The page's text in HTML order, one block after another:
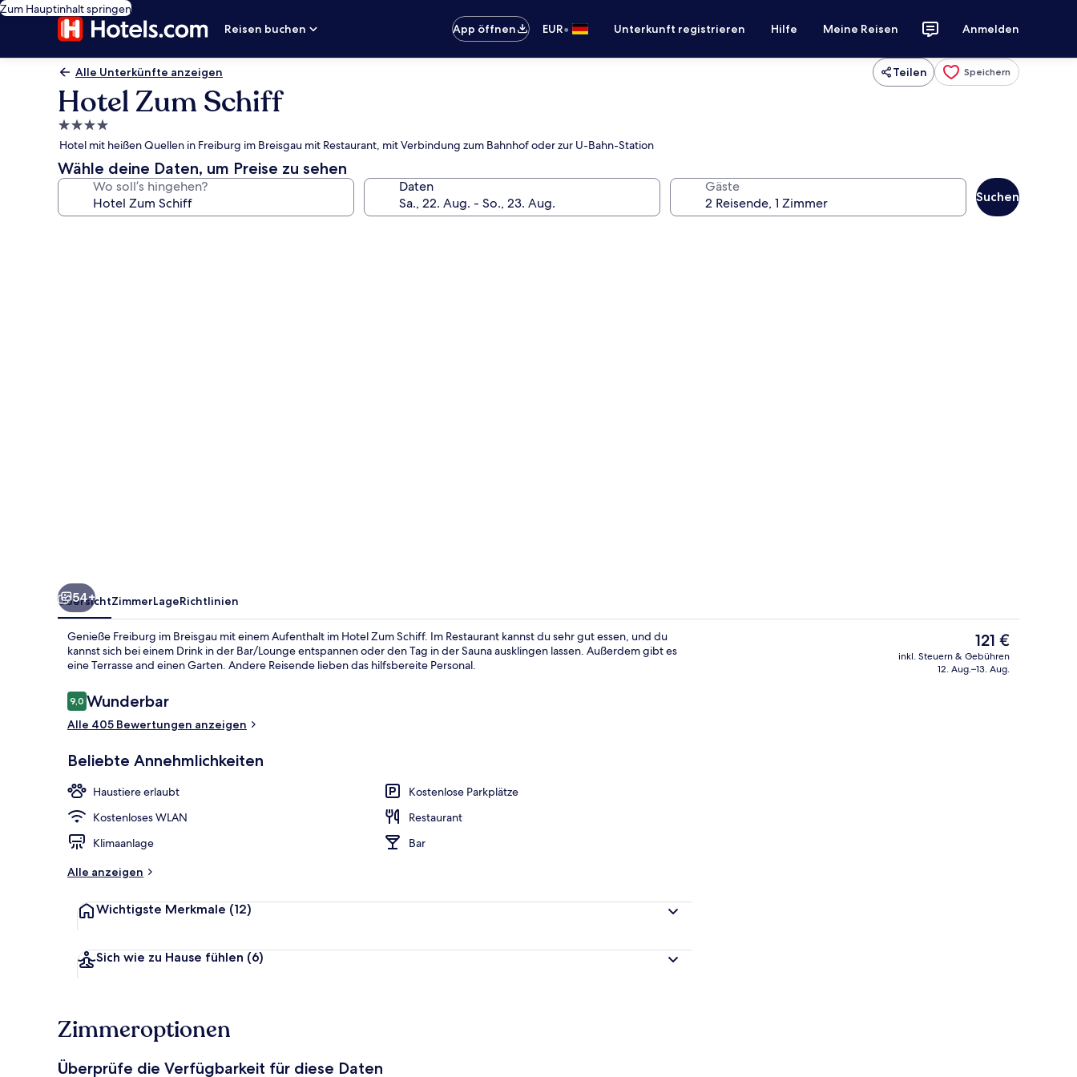
Zum Hauptinhalt springen
Reisen buchen
App öffnen EUR• Unterkunft registrieren Hilfe Meine Reisen Anmelden
Alle Unterkünfte anzeigen Teilen Speichern
Hotel Zum Schiff
4.0-
Sterne-
Unterkunft
Hotel mit heißen Quellen in Freiburg im Breisgau mit Restaurant, mit Verbindung zum Bahnhof oder zur U-Bahn-Station
Wähle deine Daten, um Preise zu sehen
Wo soll’s hingehen? Daten Gäste
Suchen
Deluxe-Doppelzimmer | Minibar,
54+
ÜbersichtZimmerLageRichtlinien
Genieße Freiburg im Breisgau mit einem Aufenthalt im Hotel Zum Schiff. Im Restaurant kannst du sehr gut essen, und du
kannst sich bei einem Drink in der Bar/Lounge entspannen oder den Tag in der Sauna ausklingen lassen. Außerdem gibt es
eine Terrasse and einen Garten. Andere Reisende lieben das hilfsbereite Personal.
Bewertungen
9,09,0 von 10.
Wunderbar
Alle 405 Bewertungen anzeigen
Beliebte Annehmlichkeiten
Haustiere erlaubt
Kostenlose Parkplätze
Kostenloses WLAN
Restaurant
Klimaanlage
Bar
Alle anzeigen
Wichtigste Merkmale (12)
Sich wie zu Hause fühlen (6)
Der
aktuelle
Preis
121 €
inkl. Steuern & Gebühren
12. Aug.–13. Aug.
Zimmeroptionen
Überprüfe die Verfügbarkeit für diese Daten